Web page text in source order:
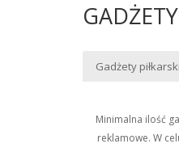
Gadżety
Minimalna ilość
reklamowe. W